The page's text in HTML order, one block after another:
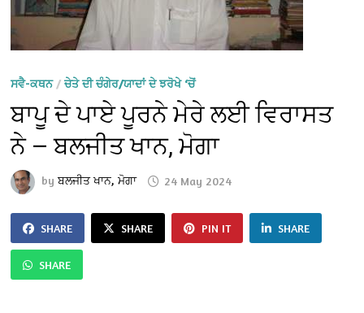
ਸਵੈ-ਕਥਨ/ਚੇਤੇ ਦੀ ਚੰਗੇਰ/ਯਾਦਾਂ ਦੇ ਝਰੋਖੇ ‘ਚੋਂ
ਬਾਪੂ ਦੇ ਪਾਏ ਪੂਰਨੇ ਮੇਰੇ ਲਈ ਵਿਰਾਸਤ
ਨੇ — ਬਲਜੀਤ ਖਾਨ, ਮੋਗਾ
byਬਲਜੀਤ ਖਾਨ, ਮੋਗਾ 24 May 2024
SHARE SHARE PIN IT SHARE
SHARE